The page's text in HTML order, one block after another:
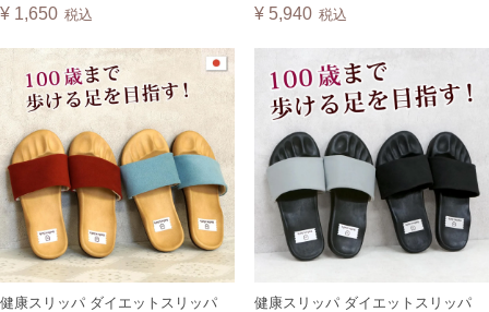
PBELT
¥ 1,650 税込 ¥ 5,940 税込
健康スリッパ ダイエットスリッパ
健康スリッパ ダイエットスリッパ